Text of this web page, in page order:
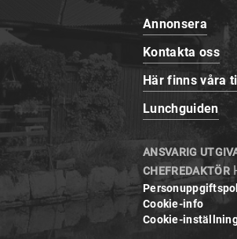
Annonsera
Kontakta oss
Här finns våra
Lunchguiden
ANSVARIG
CHEFREDAKTÖR
Cookie-info
Cookie-